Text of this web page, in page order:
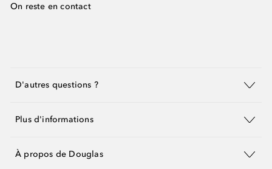
On reste en contact
D'autres questions ?
Plus d'informations
À propos de Douglas